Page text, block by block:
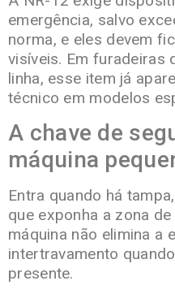
emergência, salvo
norma, e eles devem
visíveis. Em furadeiras
linha, esse item já
técnico em modelos
A chave de
máquina
Entra quando há
que exponha a zona
máquina não elimina a
intertravamento
presente.